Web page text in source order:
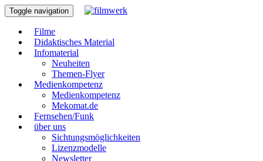
Toggle navigation
Filme
Didaktisches Material
Infomaterial
Neuheiten
Themen-Flyer
Medienkompetenz
Medienkompetenz
Mekomat.de
Fernsehen/Funk
über uns
Sichtungsmöglichkeiten
Lizenzmodelle
Newsletter